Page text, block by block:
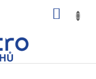
KOŠÍK